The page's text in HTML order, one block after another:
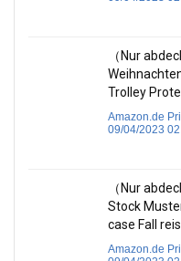
（Nur
Trolley
Amazon.de
09/04/2023
（Nur
Stock
case Fall
Amazon.de